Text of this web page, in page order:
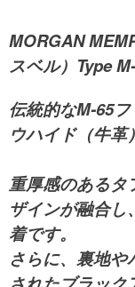
MORGAN
スベル）Type
伝統的なM-65
ウハイド（牛革
重厚感のあるタ
ザインが融合
着です。
さらに、裏地